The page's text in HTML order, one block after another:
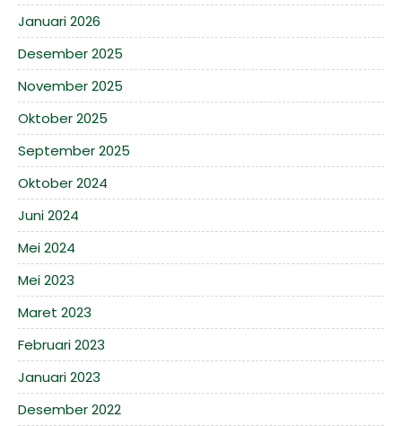
Januari 2026
Desember 2025
November 2025
Oktober 2025
September 2025
Oktober 2024
Juni 2024
Mei 2024
Mei 2023
Maret 2023
Februari 2023
Januari 2023
Desember 2022